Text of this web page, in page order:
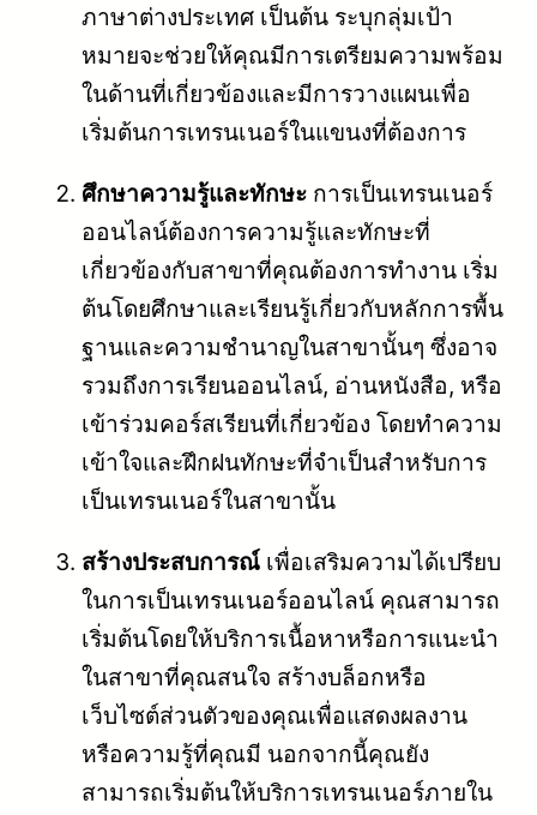
ภาษาต่างประเทศ เป็นต้น ระบุกลุ่มเป้า
หมายจะช่วยให้คุณมีการเตรียมความพร้อม
ในด้านที่เกี่ยวข้องและมีการวางแผนเพื่อ
เริ่มต้นการเทรนเนอร์ในแขนงที่ต้องการ
ศึกษาความรู้และทักษะ การเป็นเทรนเนอร์
ออนไลน์ต้องการความรู้และทักษะที่
เกี่ยวข้องกับสาขาที่คุณต้องการทำงาน เริ่ม
ต้นโดยศึกษาและเรียนรู้เกี่ยวกับหลักการพื้น
ฐานและความชำนาญในสาขานั้นๆ ซึ่งอาจ
รวมถึงการเรียนออนไลน์, อ่านหนังสือ, หรือ
เข้าร่วมคอร์สเรียนที่เกี่ยวข้อง โดยทำความ
เข้าใจและฝึกฝนทักษะที่จำเป็นสำหรับการ
เป็นเทรนเนอร์ในสาขานั้น
สร้างประสบการณ์ เพื่อเสริมความได้เปรียบ
ในการเป็นเทรนเนอร์ออนไลน์ คุณสามารถ
เริ่มต้นโดยให้บริการเนื้อหาหรือการแนะนำ
ในสาขาที่คุณสนใจ สร้างบล็อกหรือ
เว็บไซต์ส่วนตัวของคุณเพื่อแสดงผลงาน
หรือความรู้ที่คุณมี นอกจากนี้คุณยัง
สามารถเริ่มต้นให้บริการเทรนเนอร์ภายใน